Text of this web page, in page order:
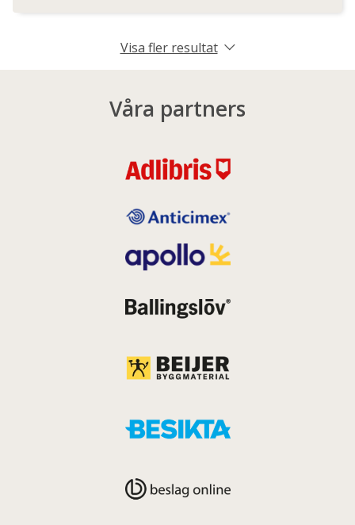
Visa fler resultat
Våra partners